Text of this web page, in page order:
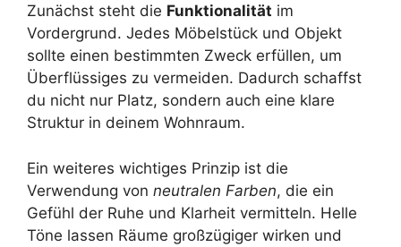
Zunächst steht die Funktionalität im
Vordergrund. Jedes Möbelstück und Objekt
sollte einen bestimmten Zweck erfüllen, um
Überflüssiges zu vermeiden. Dadurch schaffst
du nicht nur Platz, sondern auch eine klare
Struktur in deinem Wohnraum.
Ein weiteres wichtiges Prinzip ist die
Verwendung von neutralen Farben, die ein
Gefühl der Ruhe und Klarheit vermitteln. Helle
Töne lassen Räume großzügiger wirken und